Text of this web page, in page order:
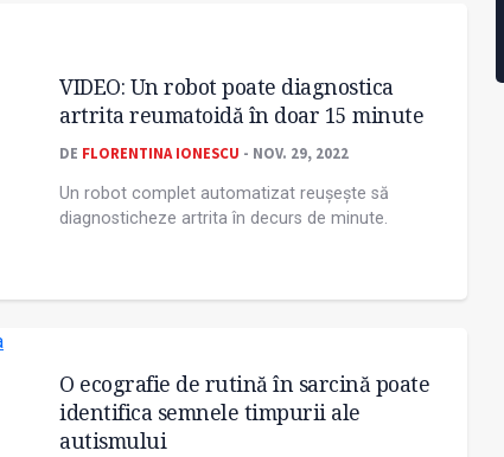
VIDEO: Un robot poate diagnostica
artrita reumatoidă în doar 15 minute
DE FLORENTINA IONESCU - NOV. 29, 2022
Un robot complet automatizat reușește să
diagnosticheze artrita în decurs de minute.
O ecografie de rutină în sarcină poate
identifica semnele timpurii ale
autismului